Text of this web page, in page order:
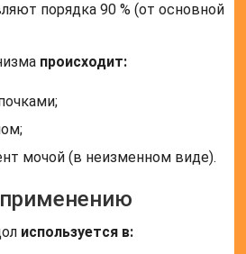
порядка 90 % (от основной
происходит:
мочой (в неизменном виде).
используется в: